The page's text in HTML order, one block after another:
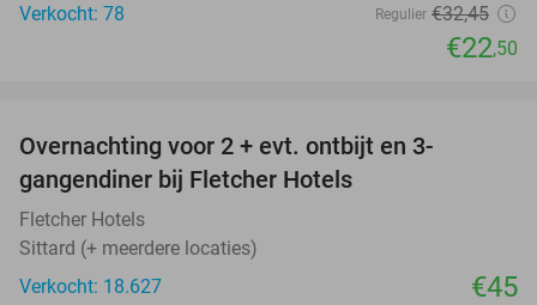
Verkocht: 78
Regulier €32,45
€22,50
Overnachting voor 2 + evt. ontbijt en 3-
gangendiner bij Fletcher Hotels
Fletcher Hotels
Sittard (+ meerdere locaties)
Verkocht: 18.627
€45